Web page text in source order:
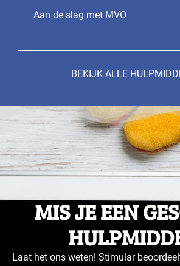
Aan de slag met MVO
BEKIJK ALLE
MIS JE EEN
Laat het ons weten! Stimular